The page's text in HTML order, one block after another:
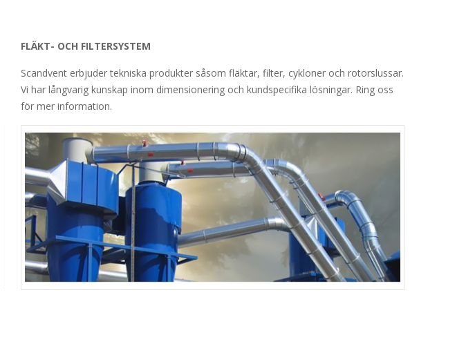
FLÄKT- OCH FILTERSYSTEM
Scandvent erbjuder tekniska produkter såsom fläktar, filter, cykloner och rotorslussar.
Vi har långvarig kunskap inom dimensionering och kundspecifika lösningar. Ring oss
för mer information.